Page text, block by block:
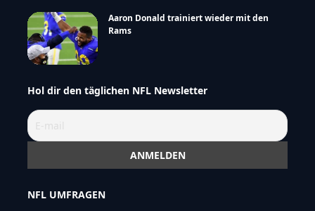
Aaron Donald trainiert wieder mit den
Rams
Hol dir den täglichen NFL Newsletter
NFL UMFRAGEN